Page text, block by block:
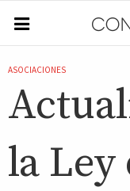
ASOCIACIONES
la